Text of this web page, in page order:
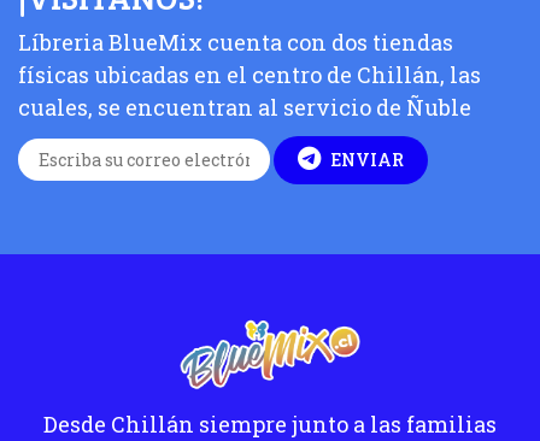
Líbreria BlueMix cuenta con dos tiendas
físicas ubicadas en el centro de Chillán, las
cuales, se encuentran al servicio de Ñuble
ENVIAR
Desde Chillán siempre junto a las familias